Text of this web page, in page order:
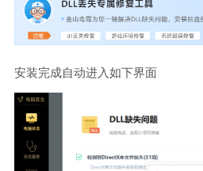
安装完成自动进入如下界面